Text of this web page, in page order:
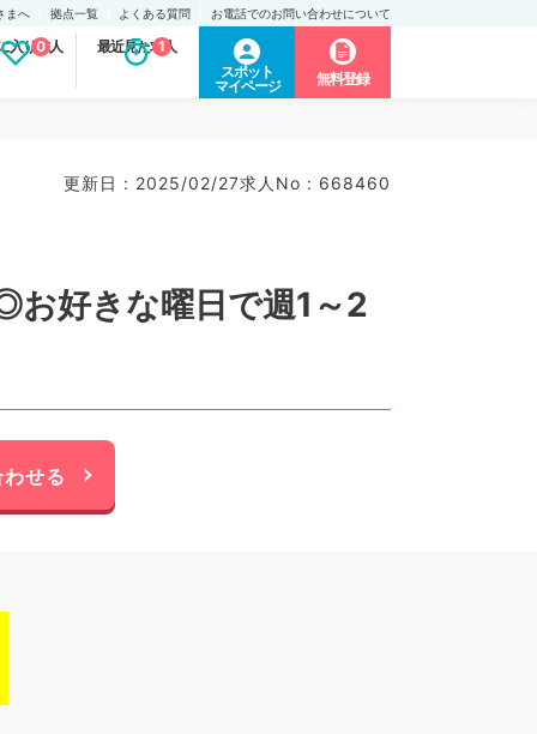
まへ 拠点一覧 よくある質問 お電話でのお問い合わせについて
入り求人
0 最近見た求人
1
スポット
マイページ
無料登録
更新日 : 2025/02/27求人No : 668460
好きな曜日で週1～2
せる